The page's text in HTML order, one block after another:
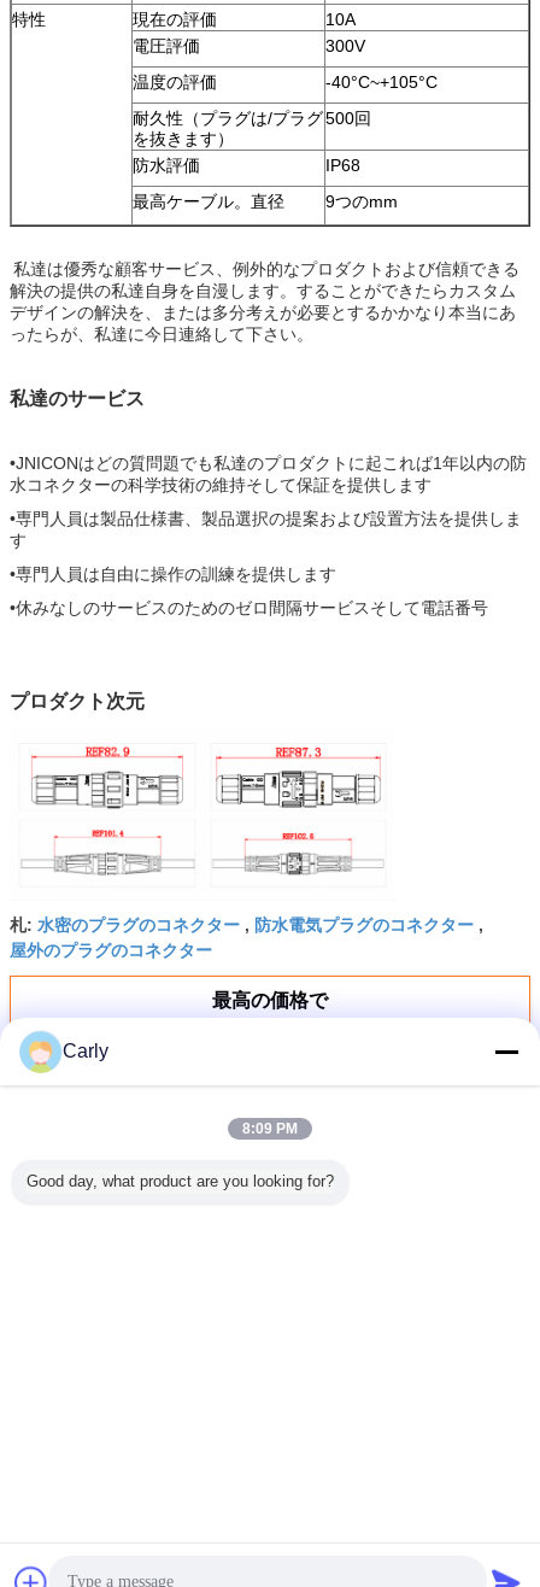
特性
現在の評価
10A
電圧評価
300V
温度の評価
-40°C~+105°C
耐久性（プラグは/プラグ
を抜きます）
500回
防水評価
IP68
最高ケーブル。直径
9つのmm
私達は優秀な顧客サービス、例外的なプロダクトおよび信頼できる
解決の提供の私達自身を自漫します。することができたらカスタム
デザインの解決を、または多分考えが必要とするかかなり本当にあ
ったらが、私達に今日連絡して下さい。
私達のサービス
•JNICONはどの質問題でも私達のプロダクトに起これば1年以内の防
水コネクターの科学技術の維持そして保証を提供します
•専門人員は製品仕様書、製品選択の提案および設置方法を提供しま
す
•専門人員は自由に操作の訓練を提供します
•休みなしのサービスのためのゼロ間隔サービスそして電話番号
プロダクト次元
札: 水密のプラグのコネクター , 防水電気プラグのコネクター ,
屋外のプラグのコネクター
最高の価格で
のポーランド人男女ねじ接続を承認
しました
続行
Carly
8:09 PM
Good day, what product are you looking for?